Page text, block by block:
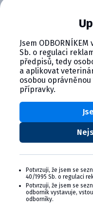
CYMEDICA
SA VYPLÁCA
Zapojte sa do
Plus a získajte
veterinárnu prax,
Výhody
Exkluzívne
Jedinečné
webové
Ďalšie
Jsem
Sb. o regulaci
předpisů, tedy
a aplikovat
osobou
přípravky.
Potvrzuji, že jsem se
40/1995 Sb. o regulaci
Potvrzuji, že jsem se
odborník vystavuje,
odborníky.